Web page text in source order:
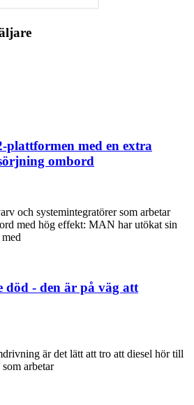
med en extra
ombord
och systemintegratörer som arbetar
med hög effekt: MAN har utökat sin
död - den är på väg att
är det lätt att tro att diesel hör till
arbetar